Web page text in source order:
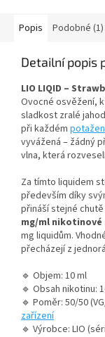
Popis Podobné (1)
Detailní popis
LIO LIQID –
Ovocné osvěžení,
sladkost zralé
při každém
vyvážená – žádný
vlna, která
Za tímto liquidem
především díky
přináší stejné
mg/ml nikotinové
mg liquidům.
přecházejí z
🔹 Objem: 10 ml
🔹 Obsah nikotinu:
🔹 Poměr: 50/50
zařízení
🔹 Výrobce: LIO